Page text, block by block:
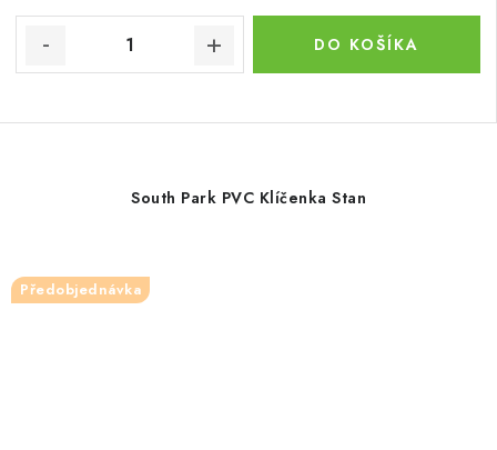
DO KOŠÍKA
South Park PVC Klíčenka Stan
Předobjednávka